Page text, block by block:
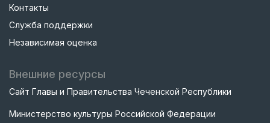
Контакты
Служба поддержки
Независимая оценка
Внешние ресурсы
Сайт Главы и Правительства Чеченской Республики
Министерство культуры Российской Федерации